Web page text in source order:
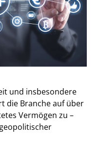
und insbesondere
die Branche auf über
Vermögen zu –